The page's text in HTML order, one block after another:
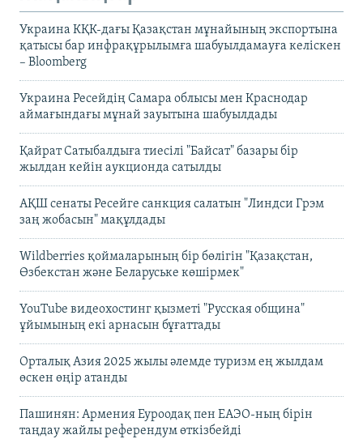
Украина КҚК-дағы Қазақстан мұнайының экспортына
қатысы бар инфрақұрылымға шабуылдамауға келіскен
– Bloomberg
Украина Ресейдің Самара облысы мен Краснодар
аймағындағы мұнай зауытына шабуылдады
Қайрат Сатыбалдыға тиесілі "Байсат" базары бір
жылдан кейін аукционда сатылды
АҚШ сенаты Ресейге санкция салатын "Линдси Грэм
заң жобасын" мақұлдады
Wildberries қоймаларының бір бөлігін "Қазақстан,
Өзбекстан және Беларуське көшірмек"
YouTube видеохостинг қызметі "Русская община"
ұйымының екі арнасын бұғаттады
Орталық Азия 2025 жылы әлемде туризм ең жылдам
өскен өңір атанды
Пашинян: Армения Еуроодақ пен ЕАЭО-ның бірін
таңдау жайлы референдум өткізбейді